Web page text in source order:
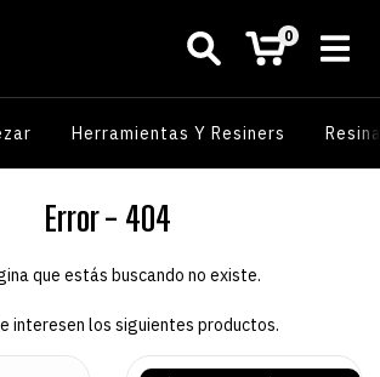
0
Herramientas Y Resiners
Error - 404
que estás buscando no existe.
interesen los siguientes productos.